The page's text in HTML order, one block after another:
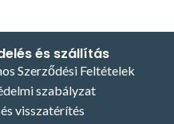
és szállítás
Szerződési Feltételek
szabályzat
visszatérítés